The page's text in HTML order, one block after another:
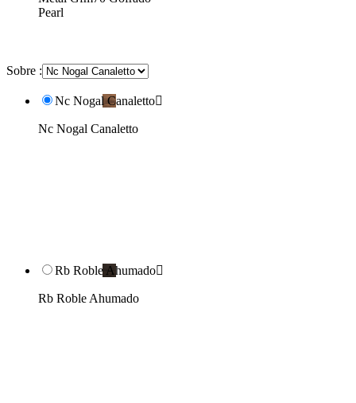
Pearl
Sobre :
Nc Nogal Canaletto
Nc Nogal Canaletto
Rb Roble Ahumado
Rb Roble Ahumado